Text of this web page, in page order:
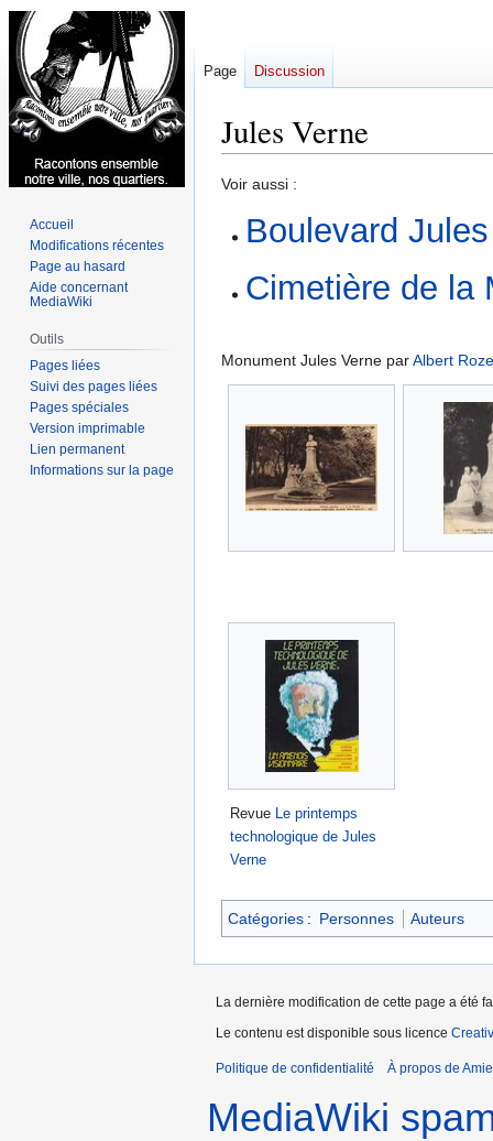
Jules Verne
Aller
Aller
Voir aussi :
Boulevard
Cimetière de la
Monument Jules Verne parAlbert Roze
Revue
Le printemps
technologique de Jules
Verne
Catégories : Personnes Auteurs
Page Discussion
Accueil
Modifications récentes
Page au hasard
Aide concernant
MediaWiki
Outils
Pages liées
Suivi des pages liées
Pages spéciales
Version imprimable
Lien permanent
Informations sur la page
La dernière modification de cette page a été
Le contenu est disponible sous licence
Politique de confidentialité À propos de
MediaWiki